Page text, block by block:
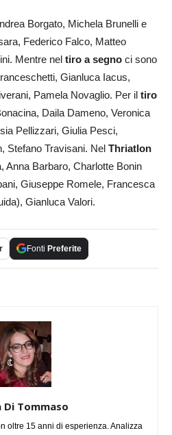
Borgato, Michela Brunelli e
Federico Falco, Matteo
Mentre nel tiro a segno ci sono
Gianluca Iacus,
Pamela Novaglio. Per il tiro
Daila Dameno, Veronica
Pellizzari, Giulia Pesci,
Stefano Travisani. Nel Thriatlon
Anna Barbaro, Charlotte Bonin
Giuseppe Romele, Francesca
Gianluca Valori.
Fonti Preferite
Di Tommaso
oltre 15 anni di esperienza. Analizza